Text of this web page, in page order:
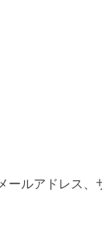
ールアドレス、